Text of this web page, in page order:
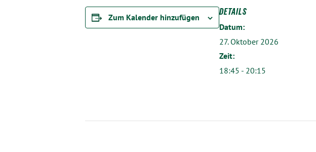
Zum Kalender hinzufügen
DETAILS
Datum:
27. Oktober 2026
Zeit:
18:45 - 20:15